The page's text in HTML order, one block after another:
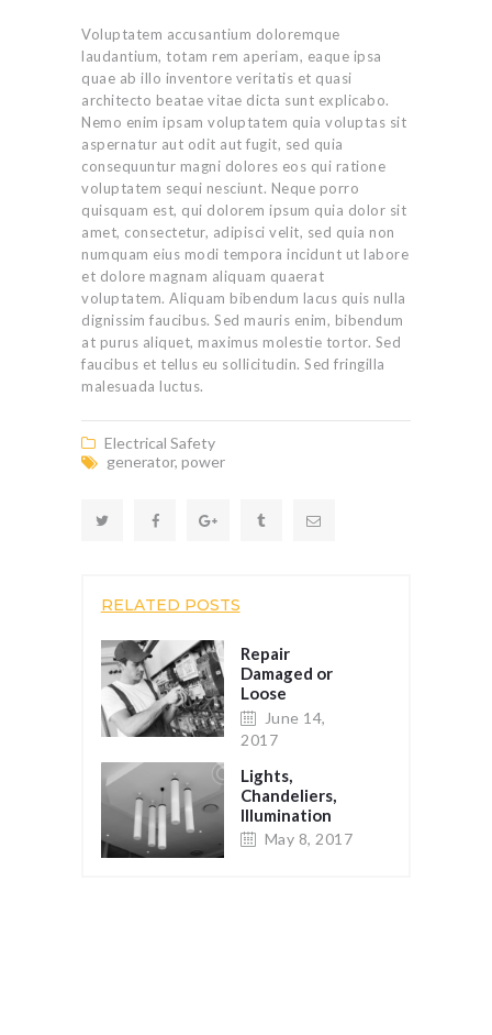
Voluptatem accusantium doloremque
laudantium, totam rem aperiam, eaque ipsa
quae ab illo inventore veritatis et quasi
architecto beatae vitae dicta sunt explicabo.
Nemo enim ipsam voluptatem quia voluptas sit
aspernatur aut odit aut fugit, sed quia
consequuntur magni dolores eos qui ratione
voluptatem sequi nesciunt. Neque porro
quisquam est, qui dolorem ipsum quia dolor sit
amet, consectetur, adipisci velit, sed quia non
numquam eius modi tempora incidunt ut labore
et dolore magnam aliquam quaerat
voluptatem. Aliquam bibendum lacus quis nulla
dignissim faucibus. Sed mauris enim, bibendum
at purus aliquet, maximus molestie tortor. Sed
faucibus et tellus eu sollicitudin. Sed fringilla
malesuada luctus.
Electrical Safety
generator,power
RELATED POSTS
Repair
Damaged or
Loose
Electrical
Cords
June 14,
2017
Lights,
Chandeliers,
Illumination
May 8, 2017